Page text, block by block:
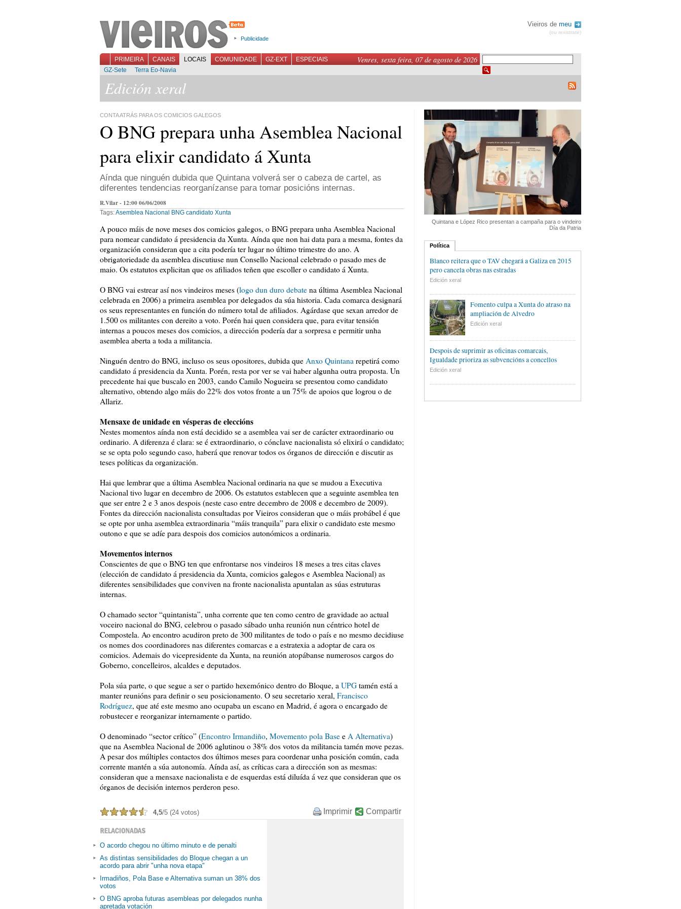
Publicidade
Vieiros de meu
(ou rexistrate)
Venres, sexta feira, 07 de agosto de 2026
PRIMEIRA CANAIS LOCAIS COMUNIDADE GZ-EXT
ESPECIAIS
GZ-Sete
Terra Eo-Navia
Edición xeral
CONTA ATRÁS PARA OS COMICIOS GALEGOS
O BNG prepara unha Asemblea Nacional
para elixir candidato á Xunta
Aínda que ninguén dubida que Quintana volverá ser o cabeza de cartel, as
diferentes tendencias reorganízanse para tomar posicións internas.
R.Vilar - 12:00 06/06/2008
Tags:Asemblea Nacional BNG candidato Xunta
A pouco máis de nove meses dos comicios galegos, o BNG prepara unha Asemblea Nacional
para nomear candidato á presidencia da Xunta. Aínda que non hai data para a mesma, fontes da
organización consideran que a cita podería ter lugar no último trimestre do ano. A
obrigatoriedade da asemblea discutiuse nun Consello Nacional celebrado o pasado mes de
maio. Os estatutos explicitan que os afiliados teñen que escoller o candidato á Xunta.
O BNG vai estrear así nos vindeiros meses (logo dun duro debate na última Asemblea Nacional
celebrada en 2006) a primeira asemblea por delegados da súa historia. Cada comarca designará
os seus representantes en función do número total de afiliados. Agárdase que sexan arredor de
1.500 os militantes con dereito a voto. Porén hai quen considera que, para evitar tensión
internas a poucos meses dos comicios, a dirección podería dar a sorpresa e permitir unha
asemblea aberta a toda a militancia.
Ninguén dentro do BNG, incluso os seus opositores, dubida que Anxo Quintana repetirá como
candidato á presidencia da Xunta. Porén, resta por ver se vai haber algunha outra proposta. Un
precedente hai que buscalo en 2003, cando Camilo Nogueira se presentou como candidato
alternativo, obtendo algo máis do 22% dos votos fronte a un 75% de apoios que logrou o de
Allariz.
Mensaxe de unidade en vésperas de eleccións
Nestes momentos aínda non está decidido se a asemblea vai ser de carácter extraordinario ou
ordinario. A diferenza é clara: se é extraordinario, o cónclave nacionalista só elixirá o candidato;
se se opta polo segundo caso, haberá que renovar todos os órganos de dirección e discutir as
teses políticas da organización.
Hai que lembrar que a última Asemblea Nacional ordinaria na que se mudou a Executiva
Nacional tivo lugar en decembro de 2006. Os estatutos establecen que a seguinte asemblea ten
que ser entre 2 e 3 anos despois (neste caso entre decembro de 2008 e decembro de 2009).
Fontes da dirección nacionalista consultadas por Vieiros consideran que o máis probábel é que
se opte por unha asemblea extraordinaria “máis tranquila” para elixir o candidato este mesmo
outono e que se adíe para despois dos comicios autonómicos a ordinaria.
Movementos internos
Conscientes de que o BNG ten que enfrontarse nos vindeiros 18 meses a tres citas claves
(elección de candidato á presidencia da Xunta, comicios galegos e Asemblea Nacional) as
diferentes sensibilidades que conviven na fronte nacionalista apuntalan as súas estruturas
internas.
O chamado sector “quintanista”, unha corrente que ten como centro de gravidade ao actual
voceiro nacional do BNG, celebrou o pasado sábado unha reunión nun céntrico hotel de
Compostela. Ao encontro acudiron preto de 300 militantes de todo o país e no mesmo decidiuse
os nomes dos coordinadores nas diferentes comarcas e a estratexia a adoptar de cara os
comicios. Ademais do vicepresidente da Xunta, na reunión atopábanse numerosos cargos do
Goberno, concelleiros, alcaldes e deputados.
Pola súa parte, o que segue a ser o partido hexemónico dentro do Bloque, a UPG tamén está a
manter reunións para definir o seu posicionamento. O seu secretario xeral, Francisco
Rodríguez, que até este mesmo ano ocupaba un escano en Madrid, é agora o encargado de
robustecer e reorganizar internamente o partido.
O denominado “sector crítico” (Encontro Irmandiño, Movemento pola Base e A Alternativa)
que na Asemblea Nacional de 2006 aglutinou o 38% dos votos da militancia tamén move pezas.
A pesar dos múltiples contactos dos últimos meses para coordenar unha posición común, cada
corrente mantén a súa autonomía. Aínda así, as críticas cara a dirección son as mesmas:
consideran que a mensaxe nacionalista e de esquerdas está diluída á vez que consideran que os
órganos de decisión internos perderon peso.
4,5/5 (24 votos) Compartir
Imprimir
O acordo chegou no último minuto e de penalti
As distintas sensibilidades do Bloque chegan a un
acordo para abrir "unha nova etapa"
Irmadiños, Pola Base e Alternativa suman un 38% dos
votos
O BNG aproba futuras asembleas por delegados nunha
apretada votación
Quintana e López Rico presentan a campaña para o vindeiro
Día da Patria
Política
Blanco reitera que o TAV chegará a Galiza en 2015
pero cancela obras nas estradas
Edición xeral
Fomento culpa a Xunta do atraso na
ampliación de Alvedro
Edición xeral
Despois de suprimir as oficinas comarcais,
Igualdade prioriza as subvencións a concellos
Edición xeral